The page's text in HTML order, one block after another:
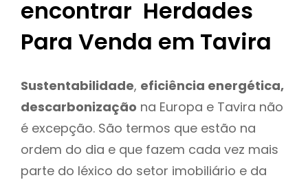
encontrar Herdades
Para Venda em Tavira
Sustentabilidade, eficiência energética,
descarbonização na Europa e Tavira não
é excepção. São termos que estão na
ordem do dia e que fazem cada vez mais
parte do léxico do setor imobiliário e da